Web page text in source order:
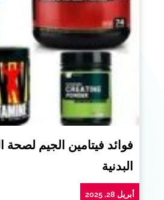
فوائد فيتامين الجيم لصحة
البدنية
أبريل 28, 2025